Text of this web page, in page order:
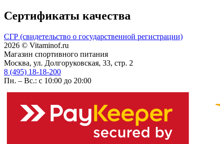
Сертификаты качества
СГР (свидетельство о государственной регистрации)
2026 © Vitaminof.ru
Магазин спортивного питания
Москва, ул. Долгоруковская, 33, стр. 2
8 (495) 18-18-200
Пн. – Вс.: с 10:00 до 20:00